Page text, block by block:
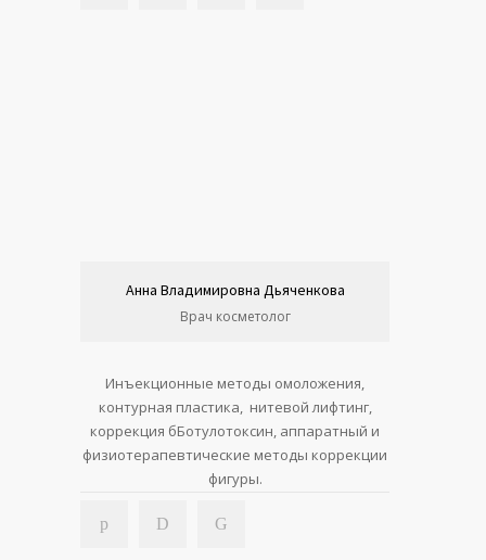
Анна Владимировна Дьяченкова
Врач косметолог
Инъекционные методы омоложения,
контурная пластика, нитевой лифтинг,
коррекция бБотулотоксин, аппаратный и
физиотерапевтические методы коррекции
фигуры.